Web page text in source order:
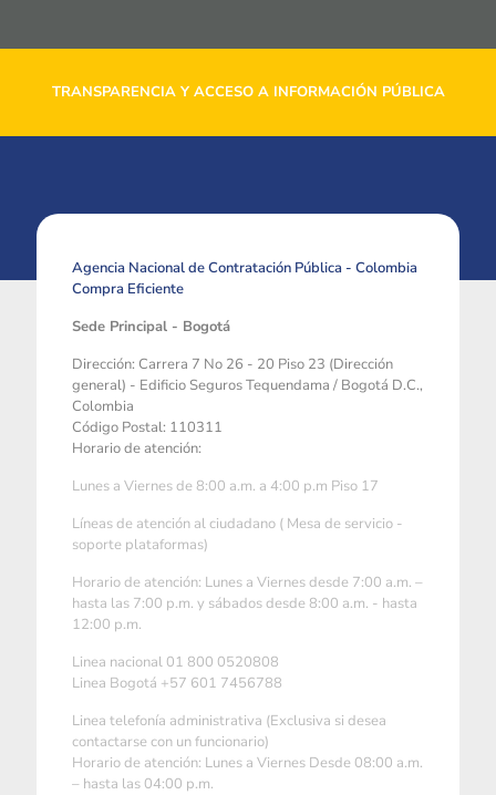
TRANSPARENCIA Y ACCESO A INFORMACIÓN PÚBLICA
Agencia Nacional de Contratación Pública - Colombia
Compra Eficiente
Sede Principal - Bogotá
Dirección: Carrera 7 No 26 - 20 Piso 23 (Dirección
general) - Edificio Seguros Tequendama / Bogotá D.C.,
Colombia
Código Postal: 110311
Horario de atención:
Lunes a Viernes de 8:00 a.m. a 4:00 p.m Piso 17
Líneas de atención al ciudadano ( Mesa de servicio -
soporte plataformas)
Horario de atención: Lunes a Viernes desde 7:00 a.m. –
hasta las 7:00 p.m. y sábados desde 8:00 a.m. - hasta
12:00 p.m.
Linea nacional 01 800 0520808
Linea Bogotá +57 601 7456788
Linea telefonía administrativa (Exclusiva si desea
contactarse con un funcionario)
Horario de atención: Lunes a Viernes Desde 08:00 a.m.
– hasta las 04:00 p.m.